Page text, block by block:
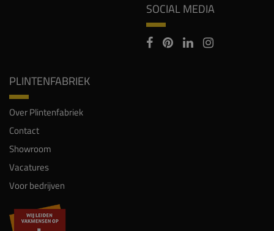
SOCIAL MEDIA
PLINTENFABRIEK
Over Plintenfabriek
Contact
Showroom
Vacatures
Voor bedrijven